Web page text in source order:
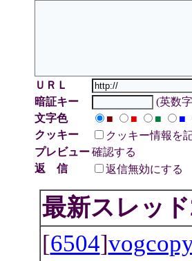
ＵＲＬ
暗証キー
(英数
文字色
■ ■ ■ ■
クッキー
クッキー情報を
プレビュー確認する
返 信
返信無効にする
最新スレッ
[6504]